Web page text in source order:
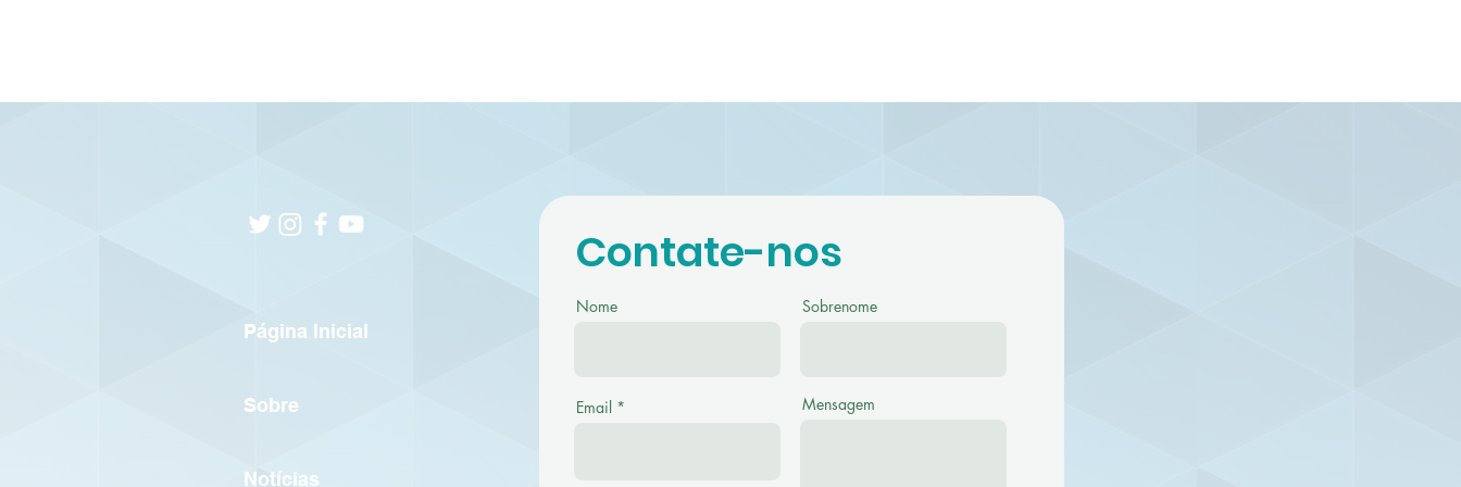
Página Inicial
Sobre
Notícias
Contate-nos
Nome Sobrenome
Email Mensagem